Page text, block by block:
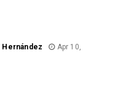
Apr 10,